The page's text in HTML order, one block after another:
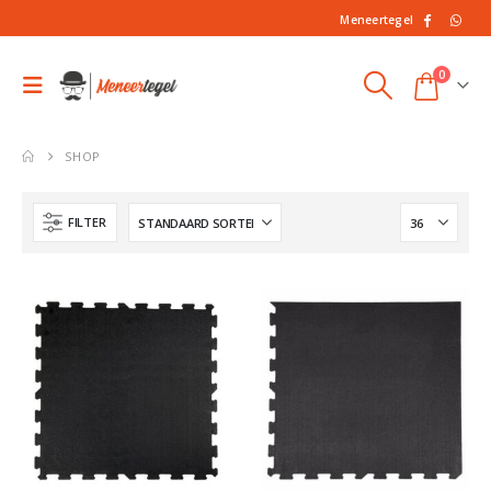
Meneertegel
0
SHOP
FILTER